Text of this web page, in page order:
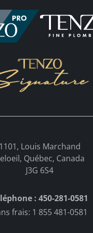
1101, Louis Marchand
Québec, Canada
J3G 6S4
: 450-281-0581
frais: 1 855 481-0581